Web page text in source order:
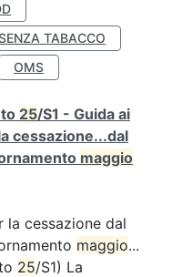
TABACCO
OMS
25/S1 - Guida ai
cessazione...dal
maggio
cessazione dal
maggio...
25/S1) La